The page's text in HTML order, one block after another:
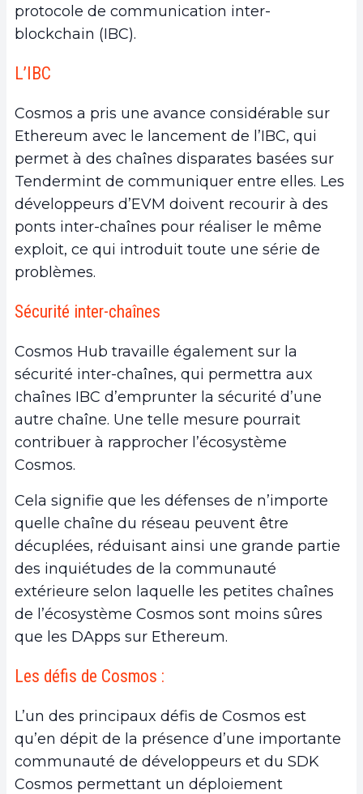
protocole de communication inter-
blockchain (IBC).
L’IBC
Cosmos a pris une avance considérable sur
Ethereum avec le lancement de l’IBC, qui
permet à des chaînes disparates basées sur
Tendermint de communiquer entre elles. Les
développeurs d’EVM doivent recourir à des
ponts inter-chaînes pour réaliser le même
exploit, ce qui introduit toute une série de
problèmes.
Sécurité inter-chaînes
Cosmos Hub travaille également sur la
sécurité inter-chaînes, qui permettra aux
chaînes IBC d’emprunter la sécurité d’une
autre chaîne. Une telle mesure pourrait
contribuer à rapprocher l’écosystème
Cosmos.
Cela signifie que les défenses de n’importe
quelle chaîne du réseau peuvent être
décuplées, réduisant ainsi une grande partie
des inquiétudes de la communauté
extérieure selon laquelle les petites chaînes
de l’écosystème Cosmos sont moins sûres
que les DApps sur Ethereum.
Les défis de Cosmos :
L’un des principaux défis de Cosmos est
qu’en dépit de la présence d’une importante
communauté de développeurs et du SDK
Cosmos permettant un déploiement